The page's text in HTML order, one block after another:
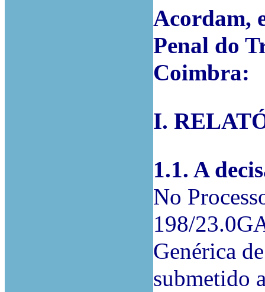
Acordam,
Penal do
Coimbra:
I.
1.1. A
No
198/
Genérica
submetido